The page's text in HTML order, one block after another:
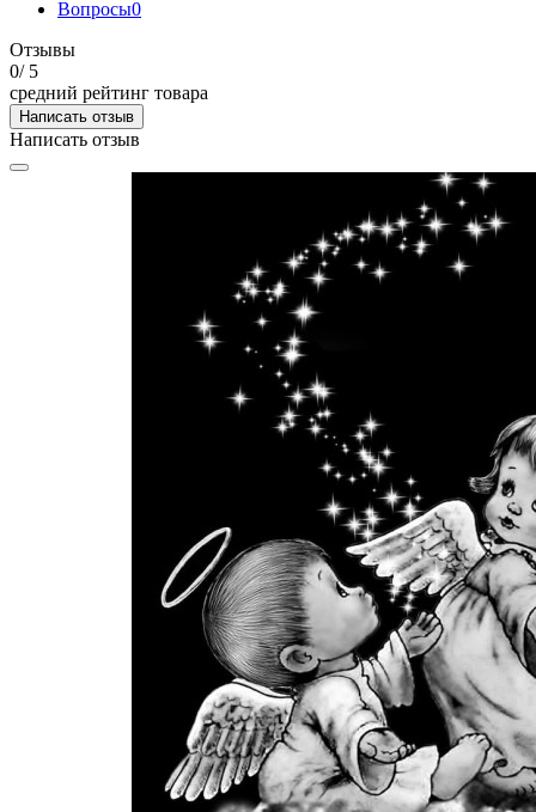
Вопросы0
Отзывы
0/ 5
средний рейтинг товара
Написать отзыв
Написать отзыв